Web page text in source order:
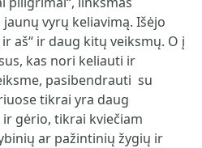
vyrų keliavimą. Išėjo
aš“ ir daug kitų veiksmų. O į
kas nori keliauti ir
pasibendrauti su
tikrai yra daug
gėrio, tikrai kviečiam
ar pažintinių žygių ir